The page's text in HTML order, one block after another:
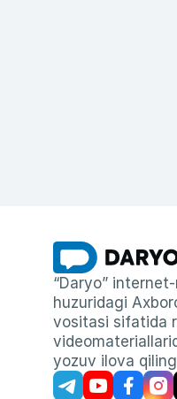
“Daryo”
huzuridagi
vositasi sifatida
yozuv ilova